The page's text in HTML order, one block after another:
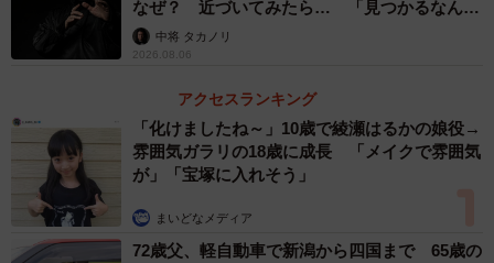
なぜ？ 近づいてみたら… 「見つかるなんて
未熟」中将 タカノリ
2026.08.06
アクセスランキング
「化けましたね～」10歳で綾瀬はるかの娘役→
雰囲気ガラリの18歳に成長 「メイクで雰囲気
が」「宝塚に入れそう」
まいどなメディア
72歳父、軽自動車で新潟から四国まで 65歳の